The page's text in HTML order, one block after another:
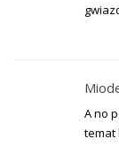
A no
temat